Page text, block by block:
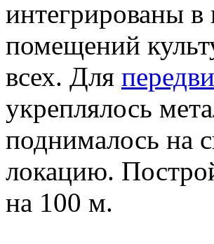
интегрированы в
помещений
всех. Для
укреплялось
поднималось на
локацию.
на 100 м.